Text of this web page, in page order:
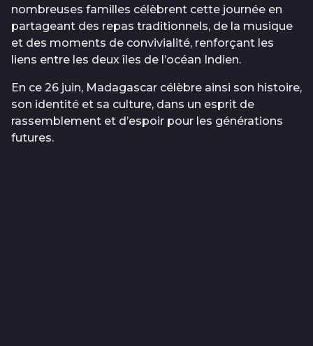
nombreuses familles célèbrent cette journée en
partageant des repas traditionnels, de la musique
et des moments de convivialité, renforçant les
liens entre les deux îles de l’océan Indien.
En ce 26 juin, Madagascar célèbre ainsi son histoire,
son identité et sa culture, dans un esprit de
rassemblement et d’espoir pour les générations
futures.